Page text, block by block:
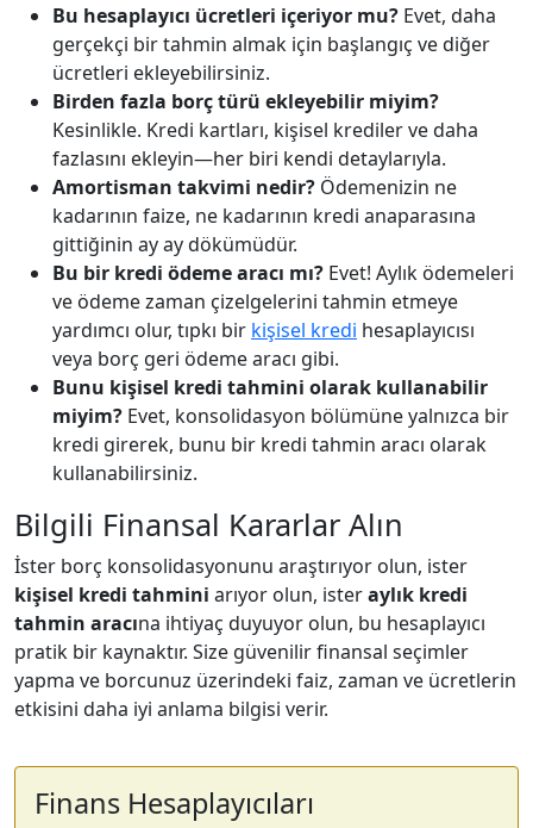
Bu hesaplayıcı ücretleri içeriyor mu? Evet, daha
gerçekçi bir tahmin almak için başlangıç ve diğer
ücretleri ekleyebilirsiniz.
Birden fazla borç türü ekleyebilir miyim?
Kesinlikle. Kredi kartları, kişisel krediler ve daha
fazlasını ekleyin—her biri kendi detaylarıyla.
Amortisman takvimi nedir? Ödemenizin ne
kadarının faize, ne kadarının kredi anaparasına
gittiğinin ay ay dökümüdür.
Bu bir kredi ödeme aracı mı? Evet! Aylık ödemeleri
ve ödeme zaman çizelgelerini tahmin etmeye
yardımcı olur, tıpkı bir kişisel kredi hesaplayıcısı
veya borç geri ödeme aracı gibi.
Bunu kişisel kredi tahmini olarak kullanabilir
miyim? Evet, konsolidasyon bölümüne yalnızca bir
kredi girerek, bunu bir kredi tahmin aracı olarak
kullanabilirsiniz.
Bilgili Finansal Kararlar Alın
İster borç konsolidasyonunu araştırıyor olun, ister
kişisel kredi tahmini arıyor olun, isteraylık kredi
tahmin aracına ihtiyaç duyuyor olun, bu hesaplayıcı
pratik bir kaynaktır. Size güvenilir finansal seçimler
yapma ve borcunuz üzerindeki faiz, zaman ve ücretlerin
etkisini daha iyi anlama bilgisi verir.
Finans Hesaplayıcıları